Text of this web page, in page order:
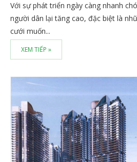
Với sự phát triển ngày càng nhanh
người dân lại tăng cao, đặc biệt là
cưới muốn...
XEM TIẾP »